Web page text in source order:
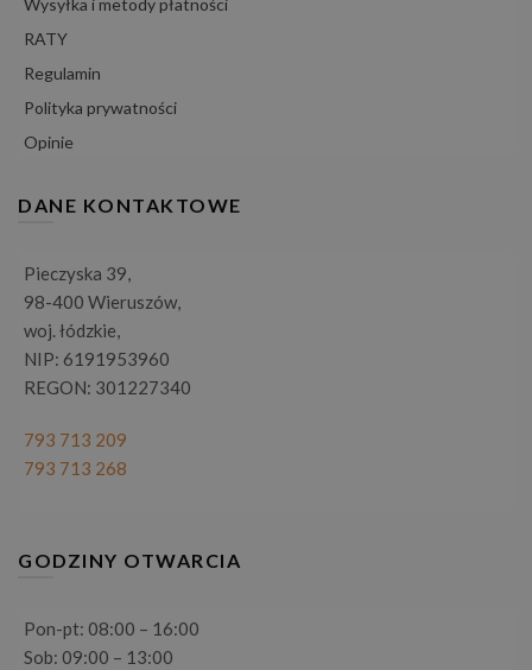
Wysyłka i metody płatności
RATY
Regulamin
Polityka prywatności
Opinie
DANE KONTAKTOWE
Pieczyska 39,
98-400 Wieruszów,
woj. łódzkie,
NIP: 6191953960
REGON: 301227340
793 713 209
793 713 268
GODZINY OTWARCIA
Pon-pt: 08:00 – 16:00
Sob: 09:00 – 13:00